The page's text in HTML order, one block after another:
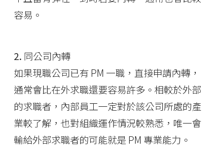
容易。
2. 同公司內轉
如果現職公司已有 PM 一職，直接申請內轉，
通常會比在外求職還要容易許多。相較於外部
的求職者，內部員工一定對於該公司所處的產
業較了解，也對組織運作情況較熟悉，唯一會
輸給外部求職者的可能就是 PM 專業能力。